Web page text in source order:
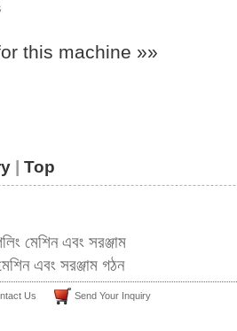
this machine »»
| Top
মেশিন এবং সরঞ্জাম
এবং সরঞ্জাম গঠন
Us Send Your Inquiry